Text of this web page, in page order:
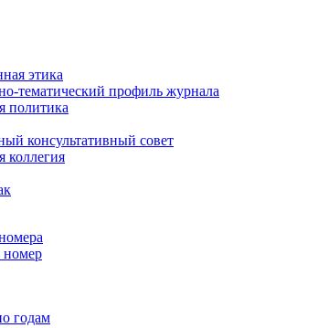
этика
тематический профиль журнала
политика
консультативный совет
коллегия
номер
годам